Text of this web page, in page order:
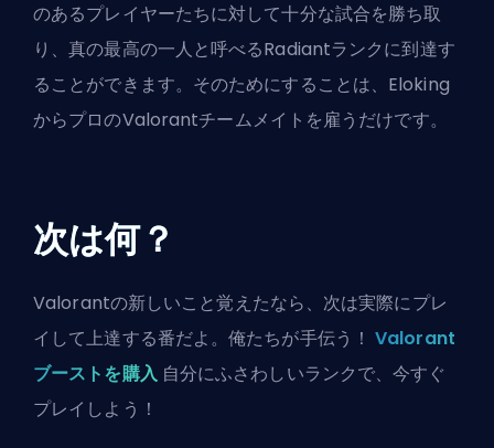
のあるプレイヤーたちに対して十分な試合を勝ち取
り、真の最高の一人と呼べるRadiantランクに到達す
ることができます。そのためにすることは、Eloking
からプロのValorantチームメイト を雇うだけです。
次は何？
Valorantの新しいこと覚えたなら、次は実際にプレ
イして上達する番だよ。俺たちが手伝う！Valorant
ブーストを購入自分にふさわしいランクで、今すぐ
プレイしよう！